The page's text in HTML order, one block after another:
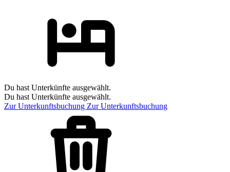
Du hast Unterkünfte ausgewählt.
Du hast Unterkünfte ausgewählt.
Zur Unterkunftsbuchung Zur Unterkunftsbuchung